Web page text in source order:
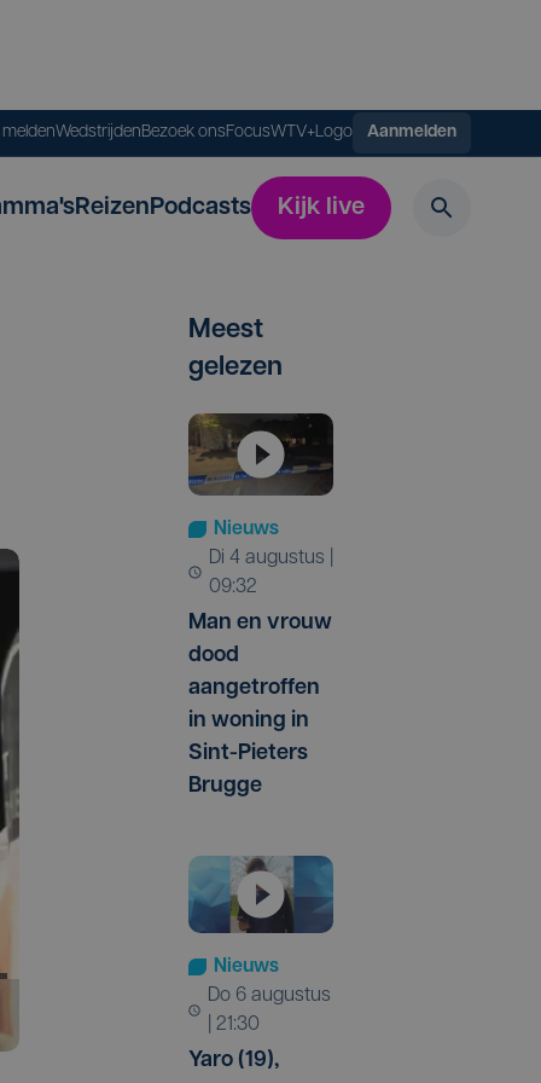
WedstrijdenBezoek onsFocusWTV+Logo Aanmelden
ReizenPodcasts Kijk live
Meest
gelezen
Nieuws
di 4 augustus |
09:32
Man en vrouw
dood
aangetroffen
in woning in
Sint-Pieters
Brugge
Nieuws
do 6 augustus
| 21:30
Yaro (19),